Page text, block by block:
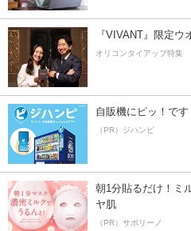
『VIVANT』限定
オリコンタイアップ特集
自販機にピッ！です
（PR）ジハンピ
朝1分貼るだけ！ミ
ヤ肌
（PR）サボリーノ